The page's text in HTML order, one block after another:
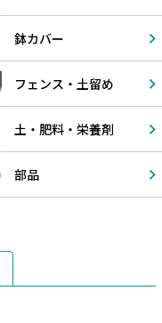
鉢カバー
フェンス・ 土留め
土・肥料・ 栄養剤
部品